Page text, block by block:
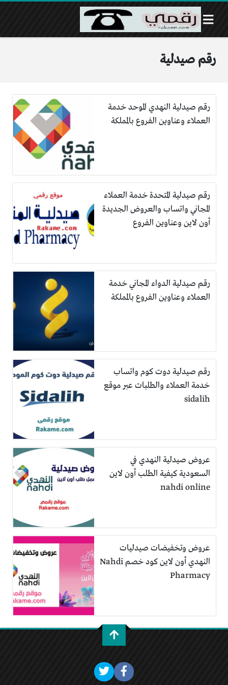
رقم صيدلية
رقم صيدلية النهدي الموحد خدمة
العملاء وعناوين الفروع بالمملكة
رقم صيدلية المتحدة خدمة العملاء
المجاني واتساب والعروض الجديدة
أون لاين وعناوين الفروع
رقم صيدلية الدواء المجاني خدمة
العملاء وعناوين الفروع بالمملكة
رقم صيدلية دوت كوم واتساب
خدمة العملاء والطلبات عبر موقع
sidalih
عروض صيدلية النهدي في
السعودية كيفية الطلب أون لاين
nahdi online
عروض وتخفيضات صيدليات
النهدي أون لاين كود خصم Nahdi
Pharmacy